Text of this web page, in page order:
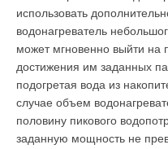
использовать
водонагреватель
может мгновенно выйти на
достижения им заданных
подогретая вода из
случае объем
половину пикового
заданную мощность не
обыкновенного
обратной, а лучше и
превышать примерно
рассчитаны исходя из
предотвращения
Таким образом, если в
просто заменить котел, то
прибор в 108квартирном
средний расход холодной
превышает 800 л/сутки.
отремонтированы
средний расход снизился
Такая ситуация (высокий
качества сетей и